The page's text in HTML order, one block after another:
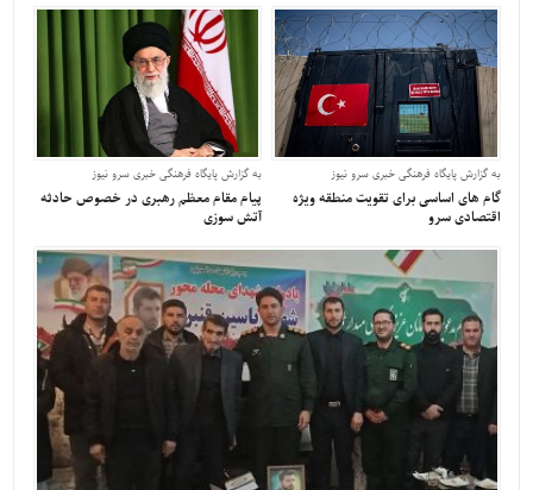
به گزارش پایگاه فرهنگی خبری سرو نیوز
گام های اساسی برای تقویت منطقه ویژه
اقتصادی سرو
به گزارش پایگاه فرهنگی خبری سرو نیوز
پیام مقام معظم رهبری در خصوص حادثه
آتش سوزی